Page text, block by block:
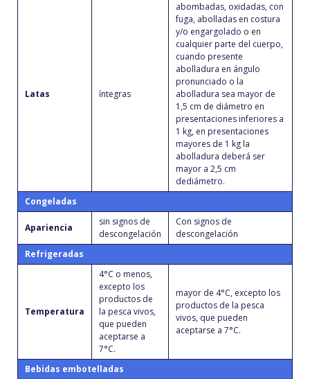
Latas íntegras
abombadas, oxidadas, con
fuga, abolladas en costura
y/o engargolado o en
cualquier parte del cuerpo,
cuando presente
abolladura en ángulo
pronunciado o la
abolladura sea mayor de
1,5 cm de diámetro en
presentaciones inferiores a
1 kg, en presentaciones
mayores de 1 kg la
abolladura deberá ser
mayor a 2,5 cm
dediámetro.
Congeladas
Apariencia
sin signos de
descongelación
Con signos de
descongelación
Refrigeradas
Temperatura
4°C o menos,
excepto los
productos de
la pesca vivos,
que pueden
aceptarse a
7°C.
mayor de 4°C, excepto los
productos de la pesca
vivos, que pueden
aceptarse a 7°C.
Bebidas embotelladas